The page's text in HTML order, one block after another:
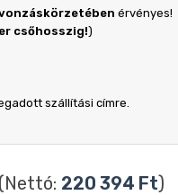
érvényes!
csőhosszig!)
szállítási címre.
(Nettó: 220 394 Ft)